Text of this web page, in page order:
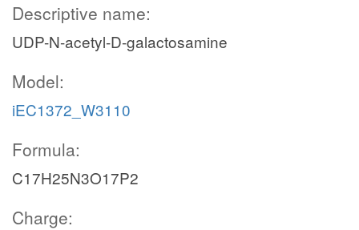
Descriptive name:
UDP-N-acetyl-D-galactosamine
Model:
iEC1372_W3110
Formula:
C17H25N3O17P2
Charge: